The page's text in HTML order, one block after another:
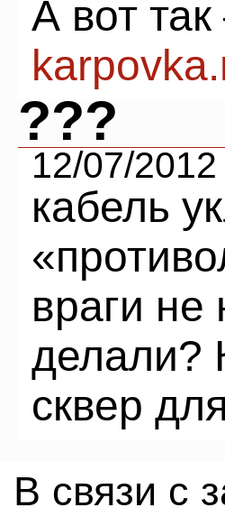
А вот
???
12/07/
кабель
враги
делали?
сквер
В связи с